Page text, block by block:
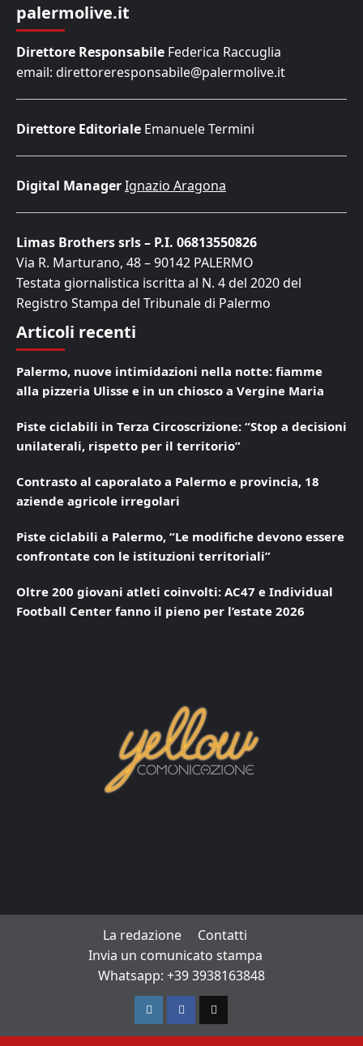
palermolive.it
Direttore Responsabile Federica Raccuglia
email: direttoreresponsabile@palermolive.it
Direttore Editoriale Emanuele Termini
Digital ManagerIgnazio Aragona
Limas Brothers srls – P.I. 06813550826
Via R. Marturano, 48 – 90142 PALERMO
Testata giornalistica iscritta al N. 4 del 2020 del
Registro Stampa del Tribunale di Palermo
Articoli recenti
Palermo, nuove intimidazioni nella notte: fiamme
alla pizzeria Ulisse e in un chiosco a Vergine Maria
Piste ciclabili in Terza Circoscrizione: “Stop a decisioni
unilaterali, rispetto per il territorio”
Contrasto al caporalato a Palermo e provincia, 18
aziende agricole irregolari
Piste ciclabili a Palermo, “Le modifiche devono essere
confrontate con le istituzioni territoriali”
Oltre 200 giovani atleti coinvolti: AC47 e Individual
Football Center fanno il pieno per l’estate 2026
La redazione
Contatti
Invia un comunicato stampa
Whatsapp: +39 3938163848
InstagramFacebook
TikTok